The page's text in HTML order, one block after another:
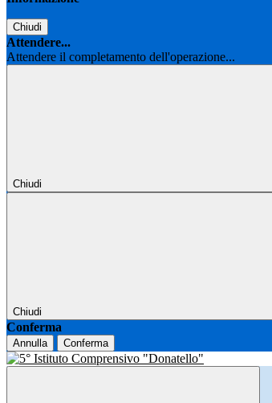
Chiudi
Attendere...
Attendere il completamento dell'operazione...
Chiudi
Chiudi
Conferma
Annulla Conferma